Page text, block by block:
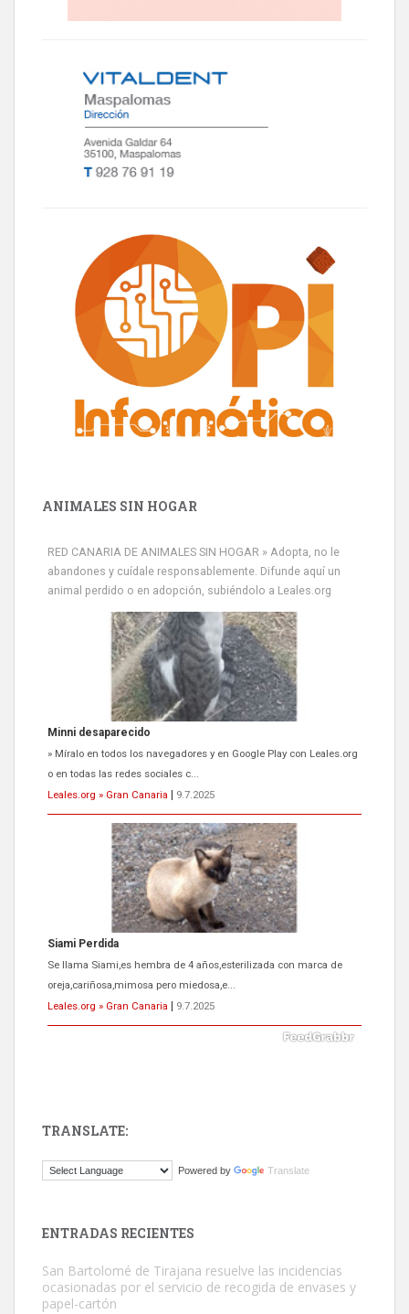
ANIMALES SIN HOGAR
RED CANARIA DE ANIMALES SIN HOGAR » Adopta, no le
abandones y cuídale responsablemente. Difunde aquí un
animal perdido o en adopción, subiéndolo a Leales.org
Minni desaparecido
» Míralo en todos los navegadores y en Google Play con Leales.org
o en todas las redes sociales c...
Leales.org » Gran Canaria
9.7.2025
Siami Perdida
Se llama Siami,es hembra de 4 años,esterilizada con marca de
oreja,cariñosa,mimosa pero miedosa,e...
Leales.org » Gran Canaria
9.7.2025
El ayuntamiento se va a llevar a Los Gatos callejeros de la zona los
TRANSLATE:
Powered by Translate
ENTRADAS RECIENTES
San Bartolomé de Tirajana resuelve las incidencias
ocasionadas por el servicio de recogida de envases y
papel-cartón